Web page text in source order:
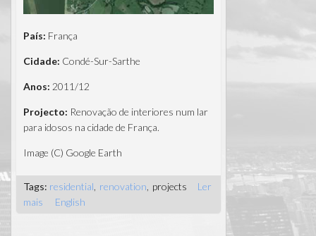
País: França
Cidade: Condé-Sur-Sarthe
Anos: 2011/12
Projecto: Renovação de interiores num lar
para idosos na cidade de França.
Image (C) Google Earth
Tags: residential renovation projects
Ler
mais acerca de Renovação em Lar de idosos -
English